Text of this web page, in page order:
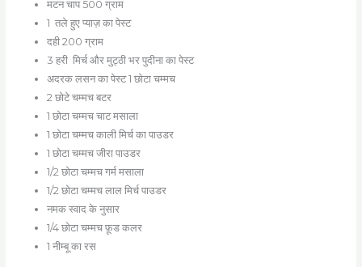
मटन चाप 500 ग्राम
1 तले हुए प्याज़ का पेस्ट
दही 200 ग्राम
3 हरी मिर्च और मुट्ठी भर पुदीना का पेस्ट
अदरक लसन का पेस्ट 1 छोटा चम्मच
2 छोटे चम्मच बटर
1 छोटा चम्मच चाट मसाला
1 छोटा चम्मच काली मिर्च का पाउडर
1 छोटा चम्मच जीरा पाउडर
1/2 छोटा चम्मच गर्म मसाला
1/2 छोटा चम्मच लाल मिर्च पाउडर
नमक स्वाद के नुसार
1/4 छोटा चम्मच फ़ूड कलर
1 नीम्बू का रस